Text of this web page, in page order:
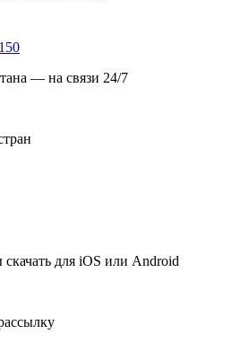
— на связи 24/7
для iOS или Android